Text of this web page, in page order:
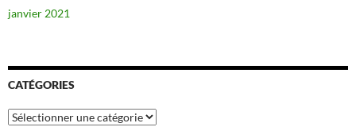
janvier 2021
CATÉGORIES
Catégories